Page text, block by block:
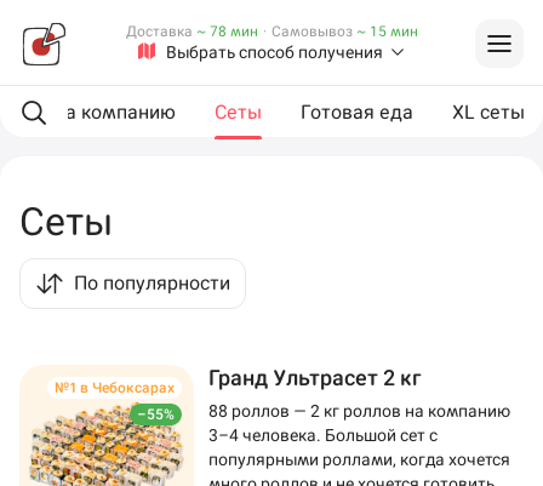
Выбрать способ получения
Доставка ~ 78 мин · Самовывоз ~ 15 мин
На компанию Сеты Готовая еда XL сеты
Сеты
По популярности
–55%
№1 в Чебоксарах Гранд Ультрасет 2 кг
88 роллов — 2 кг роллов на компанию
3–4 человека. Большой сет с
популярными роллами, когда хочется